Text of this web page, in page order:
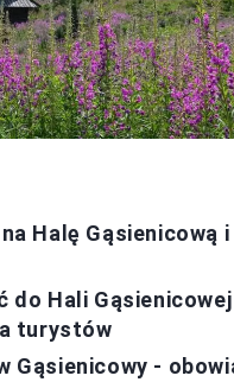
Halę Gąsienicową i
do Hali
turystów
Gąsienicowy -